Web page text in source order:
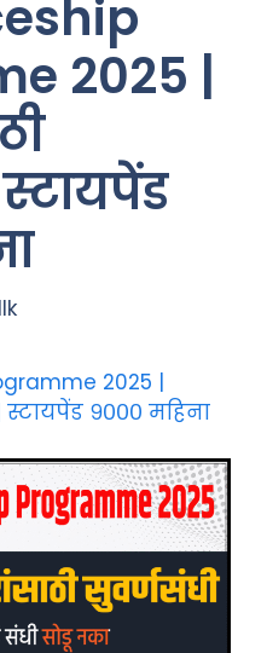
2025 |
2025 |
स्टायपेंड ९००० महिना